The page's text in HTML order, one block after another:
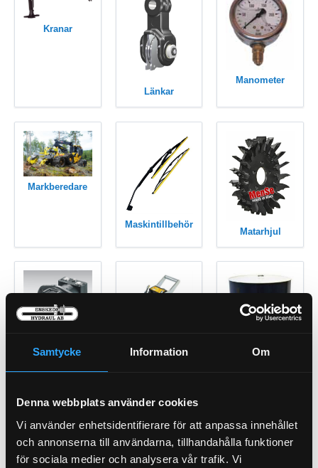
Samtycke Information Om
Denna webbplats använder cookies
Vi använder enhetsidentifierare för att anpassa innehållet
och annonserna till användarna, tillhandahålla funktioner
för sociala medier och analysera vår trafik. Vi
Kranar
Länkar
Manometer
Markberedare
Maskintillbehör
Matarhjul